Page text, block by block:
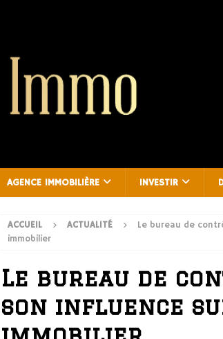
AGENCE IMMOBILIÈRE INVESTIR
ACCUEIL ACTUALITÉ
Le bureau de
immobilier
Le bureau de
son influence